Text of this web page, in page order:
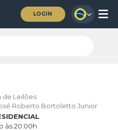
LOGIN
de Leilões
Roberto Bortoletto Junior
às 20:00h